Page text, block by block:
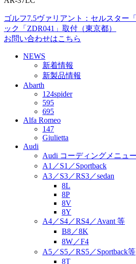
ゴルフ7.5ヴァリアント：セルスター
ック「ZDR041」取付（東京都）
お問い合わせはこちら
NEWS
新着情報
新製品情報
Abarth
124spider
595
695
Alfa Romeo
147
Giulietta
Audi
Audi コーディングメニュー
A1／S1／Sportback
A3／S3／RS3／sedan
8L
8P
8V
8Y
A4／S4／RS4／Avant 等
B8／8K
8W／F4
A5／S5／RS5／Sportback等
8T